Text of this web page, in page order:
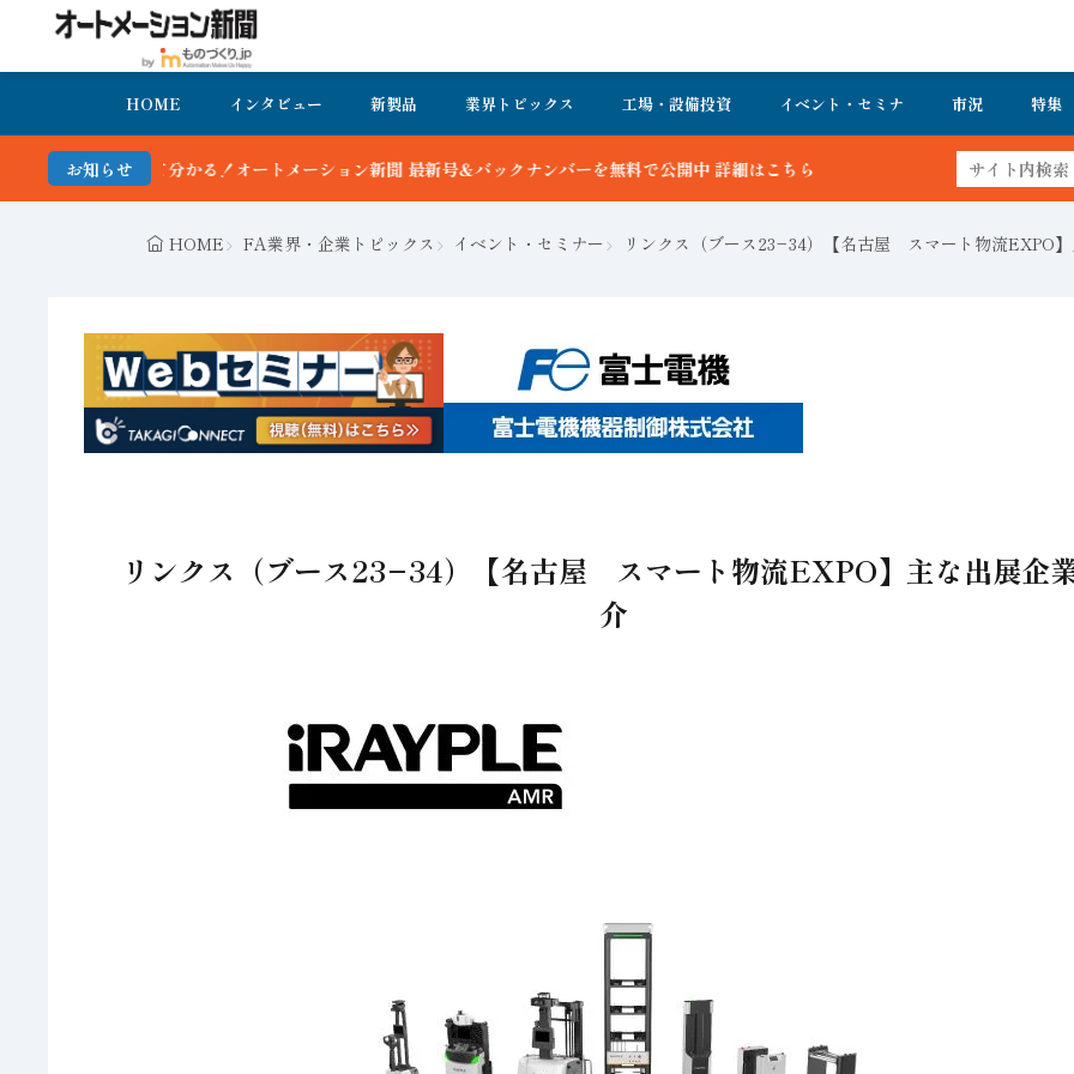
HOME インタビュー 新製品 業界トピックス 工場・設備投資 イベント・セミナ 市況 特集
お知らせ
トメーション新聞 最新号＆バックナンバーを無料で公開中 詳細はこちら
HOME FA業界・企業トピックス イベント・セミナー リンクス（ブース23−34）【名古屋 スマート物流EXPO
リンクス（ブース23−34）【名古屋 スマート物流EXPO】主な出展企
介